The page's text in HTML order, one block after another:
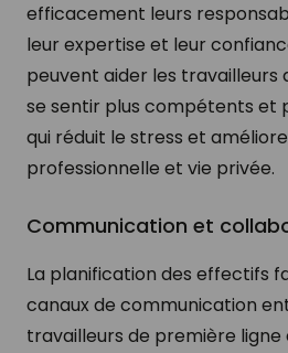
efficacement leurs
leur expertise et leur
peuvent aider les travailleurs
se sentir plus compétents et
qui réduit le stress et
professionnelle et vie privée.
Communication et
La planification des effectifs
canaux de communication
travailleurs de première